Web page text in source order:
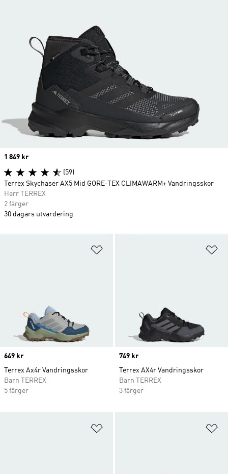
Price
649 kr
Terrex Ax4r Vandringsskor
Barn TERREX
5 färger
Price
749 kr
Terrex AX4r Vandringsskor
Barn TERREX
3 färger
Price
1 849 kr
(59)
Terrex Skychaser AX5 Mid GORE-TEX CLIMAWARM+ Vandringsskor
Herr TERREX
2 färger
30 dagars utvärdering